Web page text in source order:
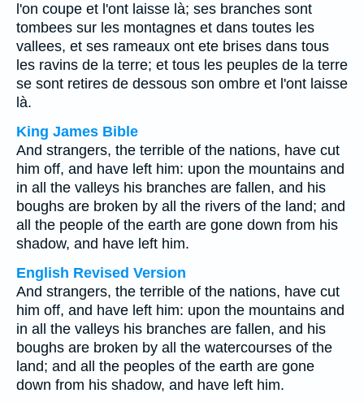
l'on coupe et l'ont laisse là; ses branches sont
tombees sur les montagnes et dans toutes les
vallees, et ses rameaux ont ete brises dans tous
les ravins de la terre; et tous les peuples de la terre
se sont retires de dessous son ombre et l'ont laisse
là.
King James Bible
And strangers, the terrible of the nations, have cut
him off, and have left him: upon the mountains and
in all the valleys his branches are fallen, and his
boughs are broken by all the rivers of the land; and
all the people of the earth are gone down from his
shadow, and have left him.
English Revised Version
And strangers, the terrible of the nations, have cut
him off, and have left him: upon the mountains and
in all the valleys his branches are fallen, and his
boughs are broken by all the watercourses of the
land; and all the peoples of the earth are gone
down from his shadow, and have left him.